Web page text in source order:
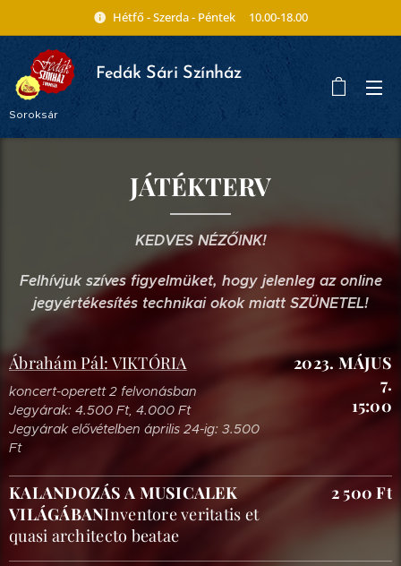
Hétfő - Szerda - Péntek 10.00-18.00
Fedák Sári Színház
Soroksár
JÁTÉKTERV
KEDVES NÉZŐINK!
Felhívjuk szíves figyelmüket, hogy jelenleg az online
jegyértékesítés technikai okok miatt SZÜNETEL!
Ábrahám Pál: VIKTÓRIA
koncert-operett 2 felvonásban
Jegyárak: 4.500 Ft, 4.000 Ft
Jegyárak elővételben április 24-ig: 3.500
Ft
2023. MÁJUS
7.
15:00
KALANDOZÁS A MUSICALEK
VILÁGÁBANInventore veritatis et
quasi architecto beatae
2 500 Ft